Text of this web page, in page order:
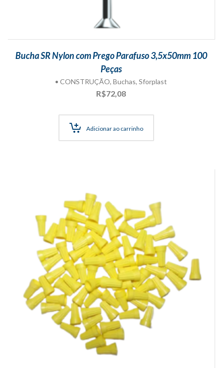
Bucha SR Nylon com Prego Parafuso 3,5x50mm 100
Peças
• CONSTRUÇÃO, Buchas, Sforplast
R$72,08
Adicionar ao carrinho